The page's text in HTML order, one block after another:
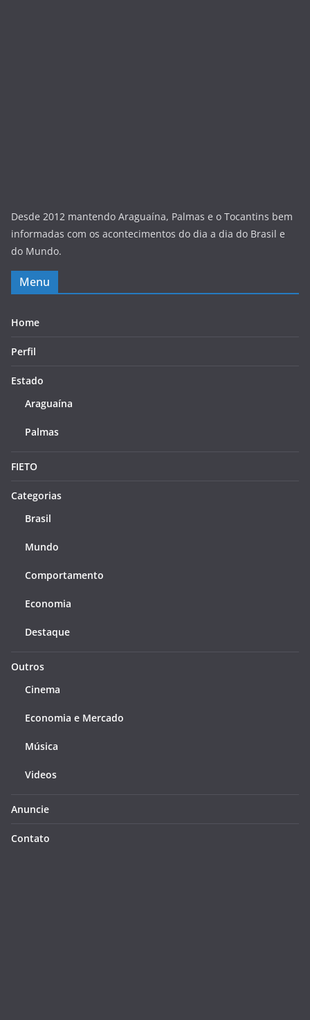
Desde 2012 mantendo Araguaína, Palmas e o Tocantins bem
informadas com os acontecimentos do dia a dia do Brasil e
do Mundo.
Menu
Home
Perfil
Estado
Araguaína
Palmas
FIETO
Categorias
Brasil
Mundo
Comportamento
Economia
Destaque
Outros
Cinema
Economia e Mercado
Música
Videos
Anuncie
Contato